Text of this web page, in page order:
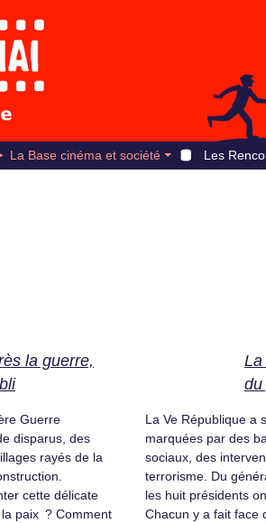
La Base cinéma et société Les
la guerre,
Guerre
disparus, des
rayés de la
cette délicate
paix ? Comment
du
La Ve République a
marquées par des
sociaux, des
terrorisme. Du
les huit présidents
Chacun y a fait face